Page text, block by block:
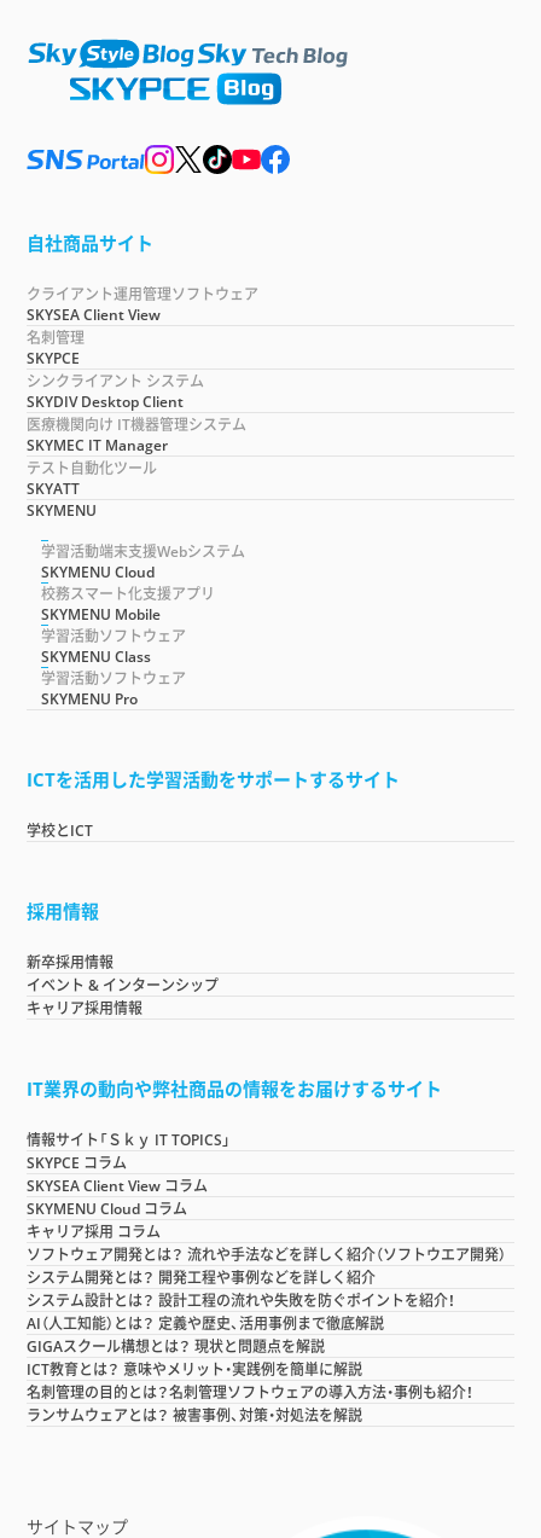
自社商品サイト
クライアント運用管理ソフトウェア
SKYSEA Client View
名刺管理
SKYPCE
シンクライアント システム
SKYDIV Desktop Client
医療機関向け IT機器管理システム
SKYMEC IT Manager
テスト自動化ツール
SKYATT
SKYMENU
学習活動端末支援Webシステム
SKYMENU Cloud
校務スマート化支援アプリ
SKYMENU Mobile
学習活動ソフトウェア
SKYMENU Class
学習活動ソフトウェア
SKYMENU Pro
ICTを活用した学習活動をサポートするサイト
学校とICT
採用情報
新卒採用情報
イベント & インターンシップ
キャリア採用情報
IT業界の動向や弊社商品の情報をお届けするサイト
情報サイト「Ｓｋｙ IT TOPICS」
SKYPCE コラム
SKYSEA Client View コラム
SKYMENU Cloud コラム
キャリア採用 コラム
ソフトウェア開発とは？ 流れや手法などを詳しく紹介（ソフトウエア開発）
システム開発とは？ 開発工程や事例などを詳しく紹介
システム設計とは？ 設計工程の流れや失敗を防ぐポイントを紹介！
AI（人工知能）とは？ 定義や歴史、活用事例まで徹底解説
GIGAスクール構想とは？ 現状と問題点を解説
ICT教育とは？ 意味やメリット・実践例を簡単に解説
名刺管理の目的とは？名刺管理ソフトウェアの導入方法・事例も紹介！
ランサムウェアとは？ 被害事例、対策・対処法を解説
サイトマップ